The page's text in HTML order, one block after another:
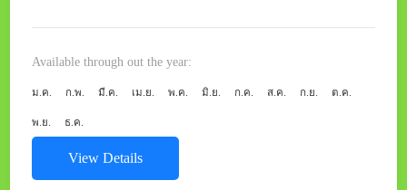
Available through out the year:
ม.ค. ก.พ. มี.ค. เม.ย. พ.ค. มิ.ย. ก.ค. ส.ค. ก.ย. ต.ค.
พ.ย. ธ.ค.
View Details